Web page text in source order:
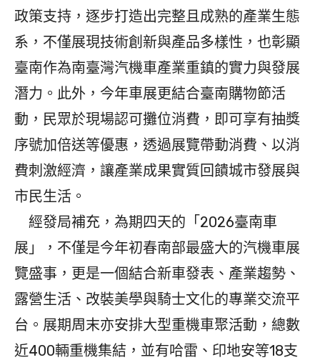
政策支持，逐步打造出完整且成熟的產業生態
系，不僅展現技術創新與產品多樣性，也彰顯
臺南作為南臺灣汽機車產業重鎮的實力與發展
潛力。此外，今年車展更結合臺南購物節活
動，民眾於現場認可攤位消費，即可享有抽獎
序號加倍送等優惠，透過展覽帶動消費、以消
費刺激經濟，讓產業成果實質回饋城市發展與
市民生活。
經發局補充，為期四天的「2026臺南車
展」，不僅是今年初春南部最盛大的汽機車展
覽盛事，更是一個結合新車發表、產業趨勢、
露營生活、改裝美學與騎士文化的專業交流平
台。展期周末亦安排大型重機車聚活動，總數
近400輛重機集結，並有哈雷、印地安等18支